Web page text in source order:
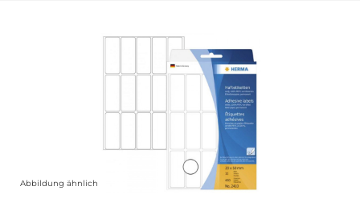
Abbildung ähnlich